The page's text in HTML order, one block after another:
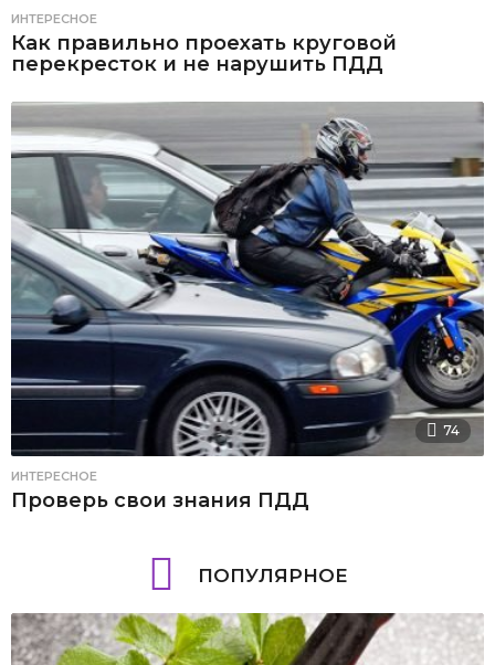
ИНТЕРЕСНОЕ
Как правильно проехать круговой
перекресток и не нарушить ПДД
74
ИНТЕРЕСНОЕ
Проверь свои знания ПДД
ПОПУЛЯРНОЕ